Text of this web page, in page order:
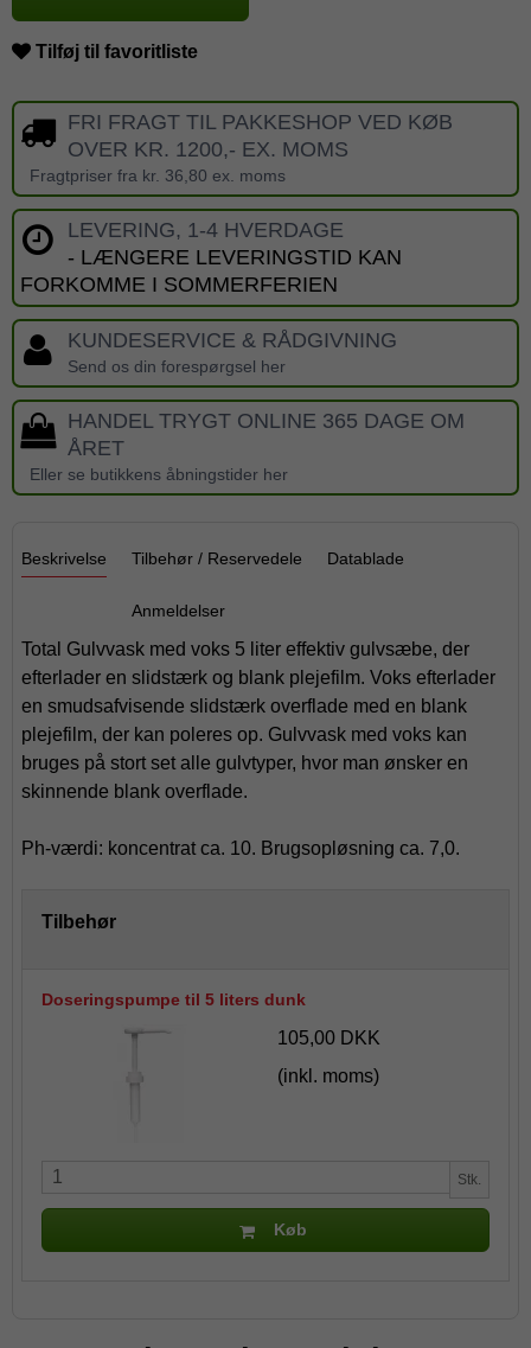
Tilføj til favoritliste
FRI FRAGT TIL PAKKESHOP VED KØB
OVER KR. 1200,- EX. MOMS
Fragtpriser fra kr. 36,80 ex. moms
LEVERING, 1-4 HVERDAGE
- LÆNGERE LEVERINGSTID KAN
FORKOMME I SOMMERFERIEN
KUNDESERVICE & RÅDGIVNING
Send os din forespørgsel her
HANDEL TRYGT ONLINE 365 DAGE OM
ÅRET
Eller se butikkens åbningstider her
Beskrivelse Tilbehør / Reservedele Datablade
Anmeldelser
Total Gulvvask med voks 5 liter effektiv gulvsæbe, der
efterlader en slidstærk og blank plejefilm. Voks efterlader
en smudsafvisende slidstærk overflade med en blank
plejefilm, der kan poleres op. Gulvvask med voks kan
bruges på stort set alle gulvtyper, hvor man ønsker en
skinnende blank overflade.
Ph-værdi: koncentrat ca. 10. Brugsopløsning ca. 7,0.
Tilbehør
Doseringspumpe til 5 liters dunk
105,00 DKK
(inkl. moms)
Stk.
Køb